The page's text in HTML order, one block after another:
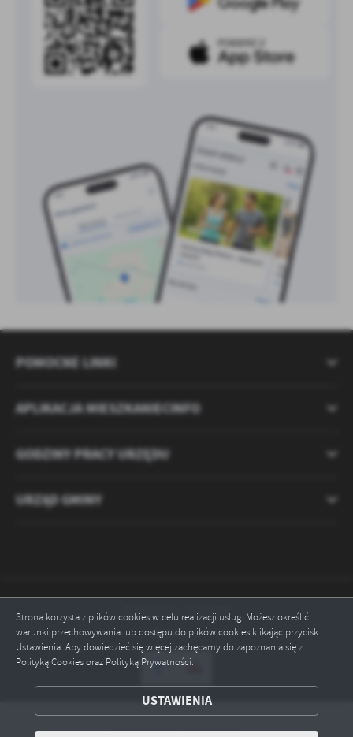
Strona korzysta z plików cookies w celu realizacji usług. Możesz określić
warunki przechowywania lub dostępu do plików cookies klikając przycisk
Ustawienia. Aby dowiedzieć się więcej zachęcamy do zapoznania się z
Polityką Cookies oraz Polityką Prywatności.
USTAWIENIA
ODRZUĆ WSZYSTKIE
POMOCNE LINKI
APLIKACJA MIESZKANIECINFO
GODZINY PRACY URZĘDU
URZĄD GMINY
Odwiedzin: 2121720
Online: 2
Copyright by ryczywol.pl